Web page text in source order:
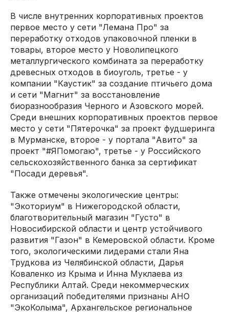
В числе внутренних корпоративных проектов
первое место у сети "Лемана Про" за
переработку отходов упаковочной пленки в
товары, второе место у Новолипецкого
металлургического комбината за переработку
древесных отходов в биоуголь, третье - у
компании "Каустик" за создание птичьего дома
и сети "Магнит" за восстановление
биоразнообразия Черного и Азовского морей.
Среди внешних корпоративных проектов первое
место у сети "Пятерочка" за проект фудшеринга
в Мурманске, второе - у портала "Авито" за
проект "#ЯПомогаю", третье - у Российского
сельскохозяйственного банка за сертификат
"Посади деревья".
Также отмечены экологические центры:
"Экоториум" в Нижегородской области,
благотворительный магазин "Густо" в
Новосибирской области и центр устойчивого
развития "Газон" в Кемеровской области. Кроме
того, экологическими лидерами стали Яна
Трудкова из Челябинской области, Дарья
Коваленко из Крыма и Инна Муклаева из
Республики Алтай. Среди некоммерческих
организаций победителями признаны АНО
"ЭкоКолыма", Архангельское региональное